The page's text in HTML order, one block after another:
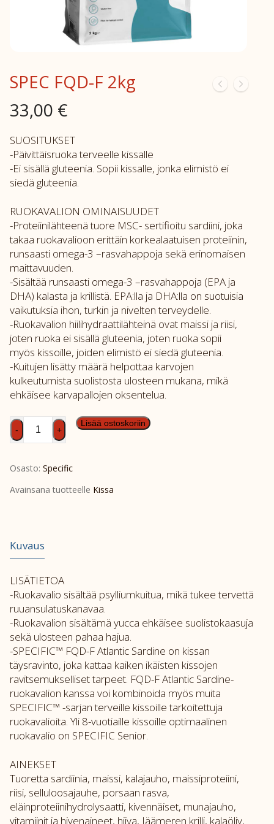
SPEC FQD-F 2kg
33,00 €
SUOSITUKSET
-Päivittäisruoka terveelle kissalle
-Ei sisällä gluteenia. Sopii kissalle, jonka elimistö ei
siedä gluteenia.
RUOKAVALION OMINAISUUDET
-Proteiinilähteenä tuore MSC- sertifioitu sardiini, joka
takaa ruokavalioon erittäin korkealaatuisen proteiinin,
runsaasti omega-3 –rasvahappoja sekä erinomaisen
maittavuuden.
-Sisältää runsaasti omega-3 –rasvahappoja (EPA ja
DHA) kalasta ja krillistä. EPA:lla ja DHA:lla on suotuisia
vaikutuksia ihon, turkin ja nivelten terveydelle.
-Ruokavalion hiilihydraattilähteinä ovat maissi ja riisi,
joten ruoka ei sisällä gluteenia, joten ruoka sopii
myös kissoille, joiden elimistö ei siedä gluteenia.
-Kuitujen lisätty määrä helpottaa karvojen
kulkeutumista suolistosta ulosteen mukana, mikä
ehkäisee karvapallojen oksentelua.
SPEC
FQD-
2kg
määrä
- +
Lisää ostoskoriin
Osasto: Specific
Avainsana tuotteelle Kissa
Kuvaus
LISÄTIETOA
-Ruokavalio sisältää psylliumkuitua, mikä tukee tervettä
ruuansulatuskanavaa.
-Ruokavalion sisältämä yucca ehkäisee suolistokaasuja
sekä ulosteen pahaa hajua.
-SPECIFIC™ FQD-F Atlantic Sardine on kissan
täysravinto, joka kattaa kaiken ikäisten kissojen
ravitsemukselliset tarpeet. FQD-F Atlantic Sardine-
ruokavalion kanssa voi kombinoida myös muita
SPECIFIC™ -sarjan terveille kissoille tarkoitettuja
ruokavalioita. Yli 8-vuotiaille kissoille optimaalinen
ruokavalio on SPECIFIC Senior.
AINEKSET
Tuoretta sardiinia, maissi, kalajauho, maissiproteiini,
riisi, selluloosajauhe, porsaan rasva,
eläinproteiinihydrolysaatti, kivennäiset, munajauho,
vitamiinit ja hivenaineet, hiiva, Jäämeren krilli, kalaöljy,